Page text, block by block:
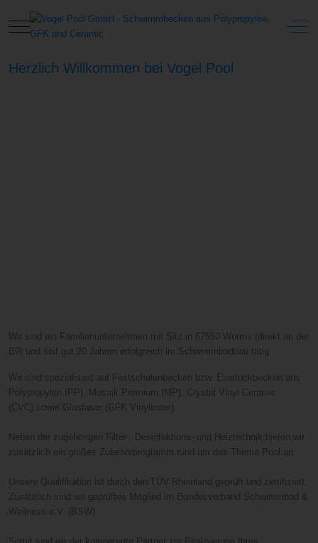
Mobile Menu Toggle Off-
Herzlich Willkommen bei Vogel Pool
Wir sind ein Familienunternehmen mit Sitz in 67550 Worms (direkt an der
B9) und seit gut 20 Jahren erfolgreich im Schwimmbadbau tätig.
Wir sind spezialisiert auf Festschalenbecken bzw. Einstückbecken aus
Polypropylen (PP), Mosaik Premium (MP), Crystal Vinyl Ceramic
(CVC) sowie Glasfaser (GFK Vinylester).
Neben der zugehörigen Filter-, Desinfektions- und Heiztechnik bieten wir
zusätzlich ein großes Zubehörprogramm rund um das Thema Pool an.
Unsere Qualifikation ist durch den TÜV Rheinland geprüft und zertifiziert.
Zusätzlich sind wir geprüftes Mitglied im Bundesverband Schwimmbad &
Wellness e.V. (BSW).